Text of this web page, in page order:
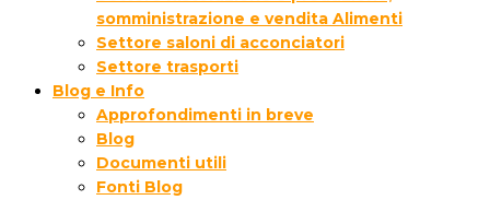
somministrazione e vendita Alimenti
Settore saloni di acconciatori
Settore trasporti
Blog e Info
Approfondimenti in breve
Blog
Documenti utili
Fonti Blog